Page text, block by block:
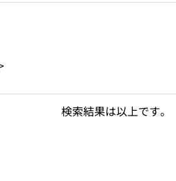
検索結果は以上です。